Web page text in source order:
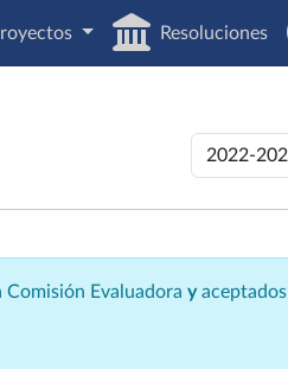
Resoluciones
Evaluadora yaceptados